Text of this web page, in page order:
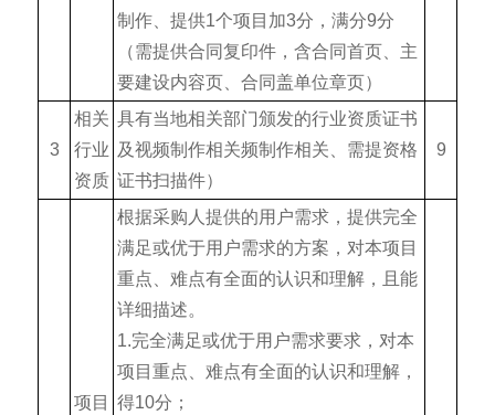
制作、提供1个项目加3分，满分9分
（需提供合同复印件，含合同首页、主
要建设内容页、合同盖单位章页）
3
相关
行业
资质
具有当地相关部门颁发的行业资质证书
及视频制作相关频制作相关、需提资格
证书扫描件）
9
项目
根据采购人提供的用户需求，提供完全
满足或优于用户需求的方案，对本项目
重点、难点有全面的认识和理解，且能
详细描述。
1.完全满足或优于用户需求要求，对本
项目重点、难点有全面的认识和理解，
得10分；